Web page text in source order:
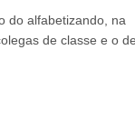
do alfabetizando, na
de classe e o